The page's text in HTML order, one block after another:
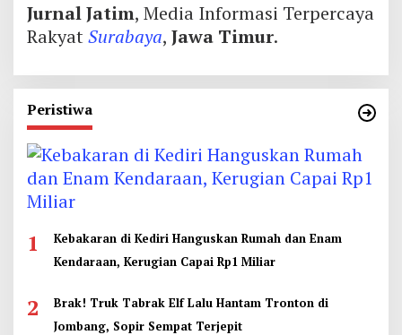
Jurnal Jatim, Media Informasi Terpercaya
RakyatSurabaya, Jawa Timur.
Peristiwa
1
Kebakaran di Kediri Hanguskan Rumah dan Enam
Kendaraan, Kerugian Capai Rp1 Miliar
2
Brak! Truk Tabrak Elf Lalu Hantam Tronton di
Jombang, Sopir Sempat Terjepit